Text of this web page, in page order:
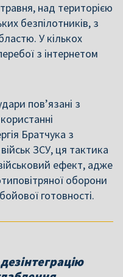
над територією
безпілотників, з
У кількох
з інтернетом
пов’язані з
Братчука з
ЗСУ, ця тактика
ефект, адже
оборони